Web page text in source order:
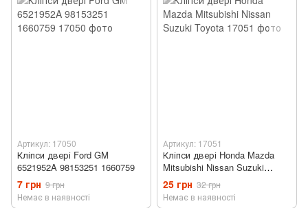
Артикул: 17050
Кліпси двері Ford GM
6521952A 98153251 1660759
7 грн 9 грн
Немає в наявності
Артикул: 17051
Кліпси двері Honda Mazda
Mitsubishi Nissan Suzuki
Toyota
25 грн 32 грн
Немає в наявності